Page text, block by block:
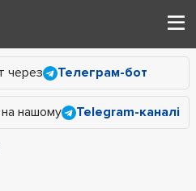
через Телеграм-бот
на нашому Telegram-каналі